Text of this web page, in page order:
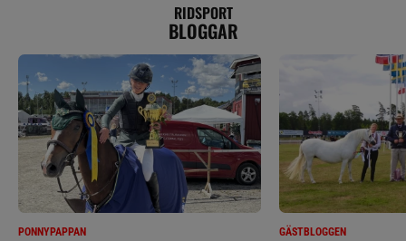
RIDSPORT
BLOGGAR
PONNYPAPPAN GÄSTBLOGGEN